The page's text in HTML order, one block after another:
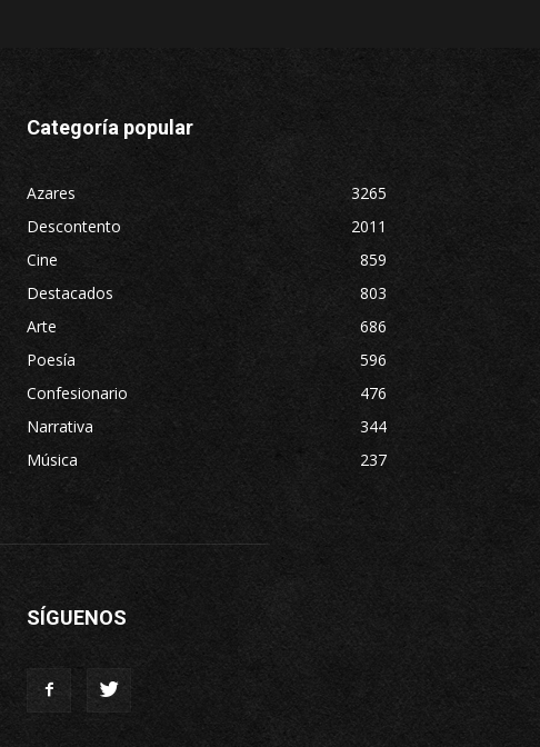
Categoría popular
Azares
3265
Descontento
2011
Cine
859
Destacados
803
Arte
686
Poesía
596
Confesionario
476
Narrativa
344
Música
237
SÍGUENOS